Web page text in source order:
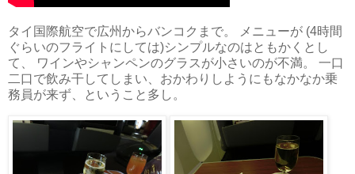
タイ国際航空で広州からバンコクまで。 メニューが (4時間
ぐらいのフライトにしては)シンプルなのはともかくとし
て、 ワインやシャンペンのグラスが小さいのが不満。 一口
二口で飲み干してしまい、おかわりしようにもなかなか乗
務員が来ず、ということ多し。